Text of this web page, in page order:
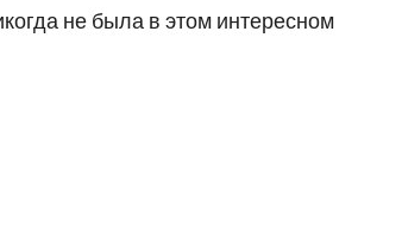
не была в этом интересном